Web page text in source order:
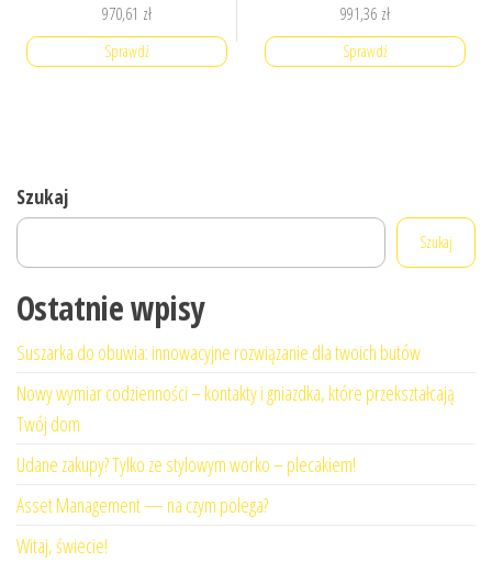
970,61 zł
Sprawdź
991,36 zł
Sprawdź
Szukaj
Szukaj
Ostatnie wpisy
Suszarka do obuwia: innowacyjne rozwiązanie dla twoich butów
Nowy wymiar codzienności – kontakty i gniazdka, które przekształcają
Twój dom
Udane zakupy? Tylko ze stylowym worko – plecakiem!
Asset Management — na czym polega?
Witaj, świecie!